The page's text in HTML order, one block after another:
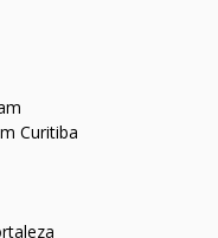
Curitiba